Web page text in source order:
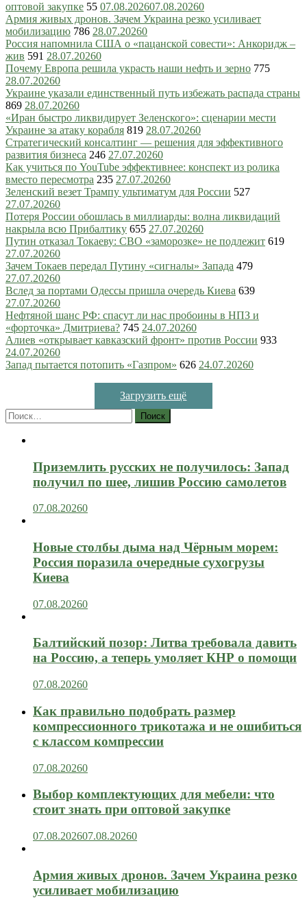
оптовой закупке 55 07.08.202607.08.20260
Армия живых дронов. Зачем Украина резко усиливает
мобилизацию 786 28.07.20260
Россия напомнила США о «пацанской совести»: Анкоридж –
жив 591 28.07.20260
Почему Европа решила украсть наши нефть и зерно 775
28.07.20260
Украине указали единственный путь избежать распада страны
869 28.07.20260
«Иран быстро ликвидирует Зеленского»: сценарии мести
Украине за атаку корабля 819 28.07.20260
Стратегический консалтинг — решения для эффективного
развития бизнеса 246 27.07.20260
Как учиться по YouTube эффективнее: конспект из ролика
вместо пересмотра 235 27.07.20260
Зеленский везет Трампу ультиматум для России 527
27.07.20260
Потеря России обошлась в миллиарды: волна ликвидаций
накрыла всю Прибалтику 655 27.07.20260
Путин отказал Токаеву: СВО «заморозке» не подлежит 619
27.07.20260
Зачем Токаев передал Путину «сигналы» Запада 479
27.07.20260
Вслед за портами Одессы пришла очередь Киева 639
27.07.20260
Нефтяной шанс РФ: спасут ли нас пробоины в НПЗ и
«форточка» Дмитриева? 745 24.07.20260
Алиев «открывает кавказский фронт» против России 933
24.07.20260
Запад пытается потопить «Газпром» 626 24.07.20260
Загрузить ещё
Найти:
Приземлить русских не получилось: Запад
получил по шее, лишив Россию самолетов
07.08.20260
Новые столбы дыма над Чёрным морем:
Россия поразила очередные сухогрузы
Киева
07.08.20260
Балтийский позор: Литва требовала давить
на Россию, а теперь умоляет КНР о помощи
07.08.20260
Как правильно подобрать размер
компрессионного трикотажа и не ошибиться
с классом компрессии
07.08.20260
Выбор комплектующих для мебели: что
стоит знать при оптовой закупке
07.08.202607.08.20260
Армия живых дронов. Зачем Украина резко
усиливает мобилизацию